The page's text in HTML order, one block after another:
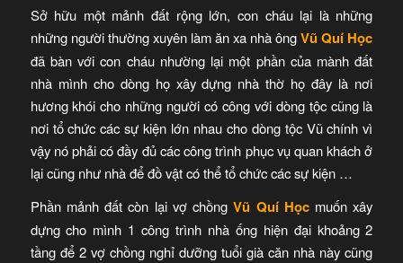
Sở hữu một mảnh đất rộng lớn, con cháu lại là những
những người thường xuyên làm ăn xa nhà ôngVũ Quí Học
đã bàn với con cháu nhường lại một phần của mành đất
nhà mình cho dòng họ xây dựng nhà thờ họ đây là nơi
hương khói cho những người có công với dòng tộc cũng là
nơi tổ chức các sự kiện lớn nhau cho dòng tộc Vũ chính vì
vậy nó phải có đầy đủ các công trình phục vụ quan khách ở
lại cũng như nhà để đồ vật có thể tổ chức các sự kiện …
Phần mảnh đất còn lại vợ chồngVũ Quí Họcmuốn xây
dựng cho mình 1 công trình nhà ống hiện đại khoảng 2
tầng để 2 vợ chồng nghỉ dưỡng tuổi già căn nhà này cũng